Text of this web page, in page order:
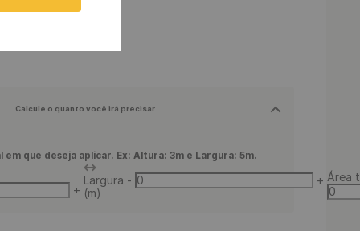
Calcule o quanto você irá precisar
em que deseja aplicar. Ex: Altura: 3m e Largura: 5m.
+
Largura
(m)
- + Área